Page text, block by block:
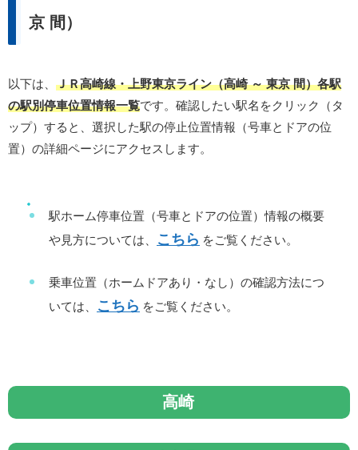
京 間）
以下は、 ＪＲ高崎線・上野東京ライン（高崎 ～ 東京 間）各駅
の駅別停車位置情報一覧です。確認したい駅名をクリック（タ
ップ）すると、選択した駅の停止位置情報（号車とドアの位
置）の詳細ページにアクセスします。
駅ホーム停車位置（号車とドアの位置）情報の概要
や見方については、
こちら をご覧ください。
乗車位置（ホームドアあり・なし）の確認方法につ
いては、
こちら をご覧ください。
高崎